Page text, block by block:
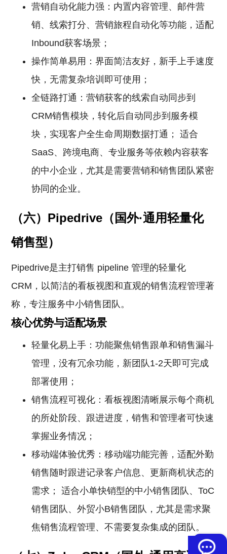
营销自动化能力强：内置内容管理、邮件营
销、线索打分、营销旅程自动化等功能，适配
Inbound获客场景；
操作简单易用：界面简洁友好，新手上手速度
快，无需复杂培训即可使用；
全链路打通：营销获客的线索自动同步到
CRM销售模块，转化后自动同步到服务模
块，实现客户全生命周期数据打通； 适合
SaaS、跨境电商、专业服务等依赖内容获客
的中小企业，尤其是需要营销和销售团队紧密
协同的企业。
（六）Pipedrive（国外·通用轻量化
销售型）
Pipedrive是主打销售 pipeline 管理的轻量化
CRM，以简洁的看板视图和直观的销售流程管理著
称，专注服务中小销售团队。
核心优势与适配场景
轻量化易上手：功能聚焦销售跟单和销售漏斗
管理，没有冗余功能，新团队1-2天即可完成
部署使用；
销售流程可视化：看板视图清晰展示每个商机
的所处阶段、跟进进度，销售和管理者可快速
掌握业务情况；
移动端体验优秀：移动端功能完善，适配外勤
销售随时跟进记录客户信息、更新商机状态的
需求； 适合小单快销型的中小销售团队、ToC
销售团队、外贸小B销售团队，尤其是需求聚
焦销售流程管理、不需要复杂集成的团队。